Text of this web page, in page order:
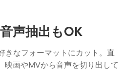
声抽出もOK
きなフォーマットにカット。直
映画やMVから音声を切り出して